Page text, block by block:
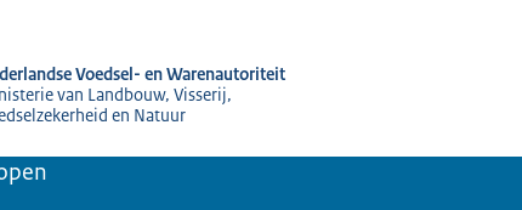
Voedsel- en Warenautoriteit
van Landbouw, Visserij,
en Natuur